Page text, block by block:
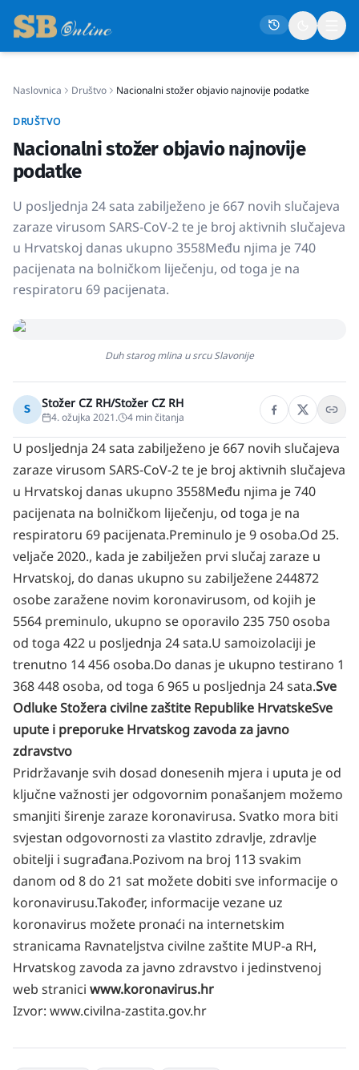
Politika
Život
Crna kronika
Sport
Osmrtnice
Naslovnica Društvo Nacionalni stožer objavio najnovije podatke
DRUŠTVO
Nacionalni stožer objavio najnovije
podatke
U posljednja 24 sata zabilježeno je 667 novih slučajeva
zaraze virusom SARS-CoV-2 te je broj aktivnih slučajeva
u Hrvatskoj danas ukupno 3558Među njima je 740
pacijenata na bolničkom liječenju, od toga je na
respiratoru 69 pacijenata.
Duh starog mlina u srcu Slavonije
S Stožer CZ RH/Stožer CZ RH
4. ožujka 2021. 4 min čitanja
U posljednja 24 sata zabilježeno je 667 novih slučajeva
zaraze virusom SARS-CoV-2 te je broj aktivnih slučajeva
u Hrvatskoj danas ukupno 3558Među njima je 740
pacijenata na bolničkom liječenju, od toga je na
respiratoru 69 pacijenata.Preminulo je 9 osoba.Od 25.
veljače 2020., kada je zabilježen prvi slučaj zaraze u
Hrvatskoj, do danas ukupno su zabilježene 244872
osobe zaražene novim koronavirusom, od kojih je
5564 preminulo, ukupno se oporavilo 235 750 osoba
od toga 422 u posljednja 24 sata.U samoizolaciji je
trenutno 14 456 osoba.Do danas je ukupno testirano 1
368 448 osoba, od toga 6 965 u posljednja 24 sata.Sve
Odluke Stožera civilne zaštite Republike HrvatskeSve
upute i preporuke Hrvatskog zavoda za javno
zdravstvo
Pridržavanje svih dosad donesenih mjera i uputa je od
ključne važnosti jer odgovornim ponašanjem možemo
smanjiti širenje zaraze koronavirusa. Svatko mora biti
svjestan odgovornosti za vlastito zdravlje, zdravlje
obitelji i sugrađana.Pozivom na broj 113 svakim
danom od 8 do 21 sat možete dobiti sve informacije o
koronavirusu.Također, informacije vezane uz
koronavirus možete pronaći na internetskim
stranicama Ravnateljstva civilne zaštite MUP-a RH,
Hrvatskog zavoda za javno zdravstvo i jedinstvenoj
web stranici www.koronavirus.hr
Izvor: www.civilna-zastita.gov.hr